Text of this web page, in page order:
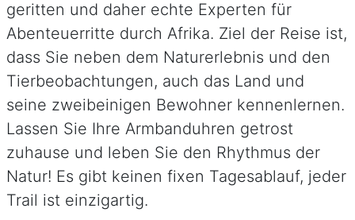
geritten und daher echte Experten für
Abenteuerritte durch Afrika. Ziel der Reise ist,
dass Sie neben dem Naturerlebnis und den
Tierbeobachtungen, auch das Land und
seine zweibeinigen Bewohner kennenlernen.
Lassen Sie Ihre Armbanduhren getrost
zuhause und leben Sie den Rhythmus der
Natur! Es gibt keinen fixen Tagesablauf, jeder
Trail ist einzigartig.